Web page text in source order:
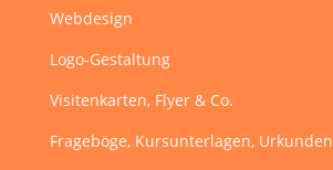
Webdesign
Logo-Gestaltung
Visitenkarten, Flyer & Co.
Frageböge, Kursunterlagen, Urkunden